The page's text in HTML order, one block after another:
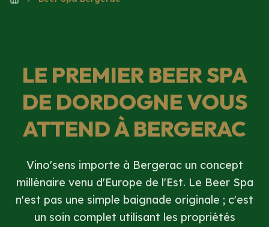
LE PREMIER BEER SPA
DE DORDOGNE VOUS
ATTEND À BERGERAC
Vino'sens importe à Bergerac un concept
millénaire venu d'Europe de l'Est. Le Beer Spa
n'est pas une simple baignade originale ; c'est
un soin complet utilisant les propriétés